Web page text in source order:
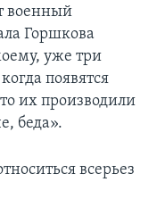
военный
Горшкова
уже три
появятся
их производили
беда».
всерьез